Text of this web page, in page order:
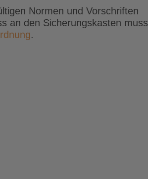
Normen und Vorschriften
an den Sicherungskasten muss
.